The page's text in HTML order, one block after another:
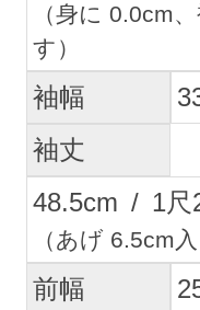
（身に 0.0cm
す）
袖幅
袖丈
48.5cm / 1尺
（あげ 6.5cm
前幅